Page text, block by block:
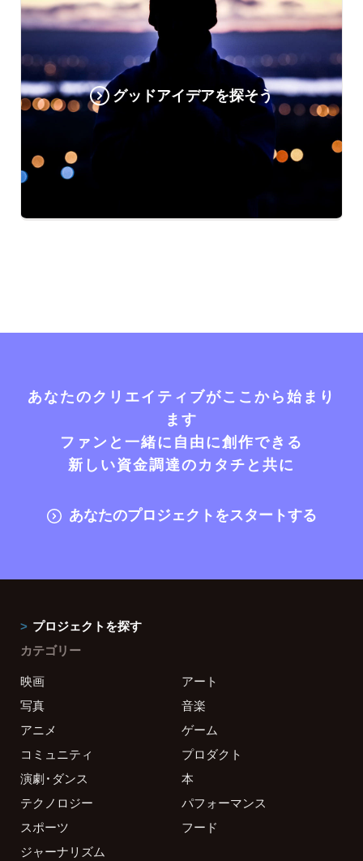
グッドアイデアを探そう
あなたのクリエイティブがここから始まり
ます
ファンと一緒に自由に創作できる
新しい資金調達のカタチと共に
あなたのプロジェクトをスタートする
プロジェクトを探す
カテゴリー
映画
アート
写真
音楽
アニメ
ゲーム
コミュニティ
プロダクト
演劇・ダンス
本
テクノロジー
パフォーマンス
スポーツ
フード
ジャーナリズム